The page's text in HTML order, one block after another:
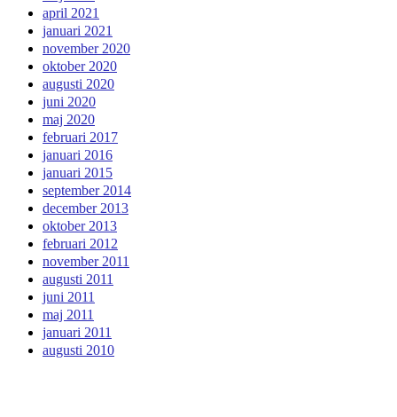
april 2021
januari 2021
november 2020
oktober 2020
augusti 2020
juni 2020
maj 2020
februari 2017
januari 2016
januari 2015
september 2014
december 2013
oktober 2013
februari 2012
november 2011
augusti 2011
juni 2011
maj 2011
januari 2011
augusti 2010